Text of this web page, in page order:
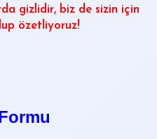
gizlidir, biz de sizin için
özetliyoruz!